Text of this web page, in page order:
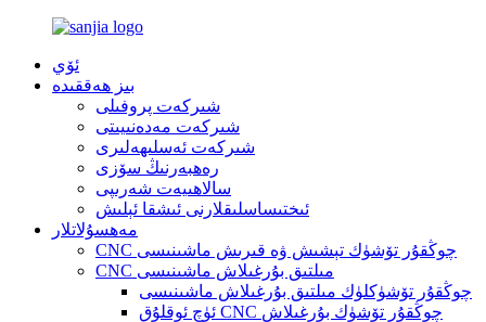
ئۆي
بىز ھەققىدە
شىركەت پروفىلى
شىركەت مەدەنىيىتى
شىركەت ئەسلىھەلىرى
رەھبەرنىڭ سۆزى
سالاھىيەت شەرىپى
ئىختىساسلىقلارنى ئىشقا ئېلىش
مەھسۇلاتلار
CNC چوڭقۇر تۆشۈك تېشىش ۋە قىرىش ماشىنىسى
CNC مىلتىق بۇرغىلاش ماشىنىسى
چوڭقۇر تۆشۈكلۈك مىلتىق بۇرغىلاش ماشىنىسى
ئۈچ ئوقلۇق CNC چوڭقۇر تۆشۈك بۇرغىلاش